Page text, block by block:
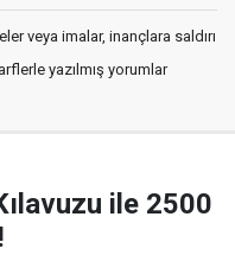
veya imalar, inançlara saldırı
yazılmış yorumlar
ile 2500